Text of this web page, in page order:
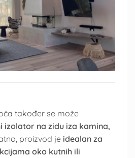
također se može
izolator na zidu iza kamina,
proizvod je idealan za
oko kutnih ili